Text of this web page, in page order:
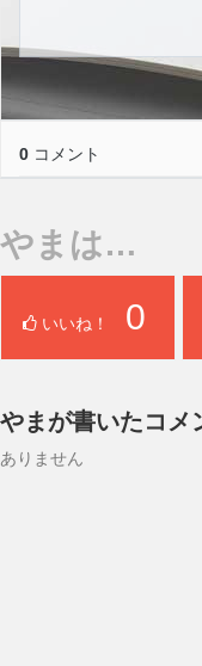
0 コメント
やまは…
いいね！ 0
やまが書いたコメ
ありません